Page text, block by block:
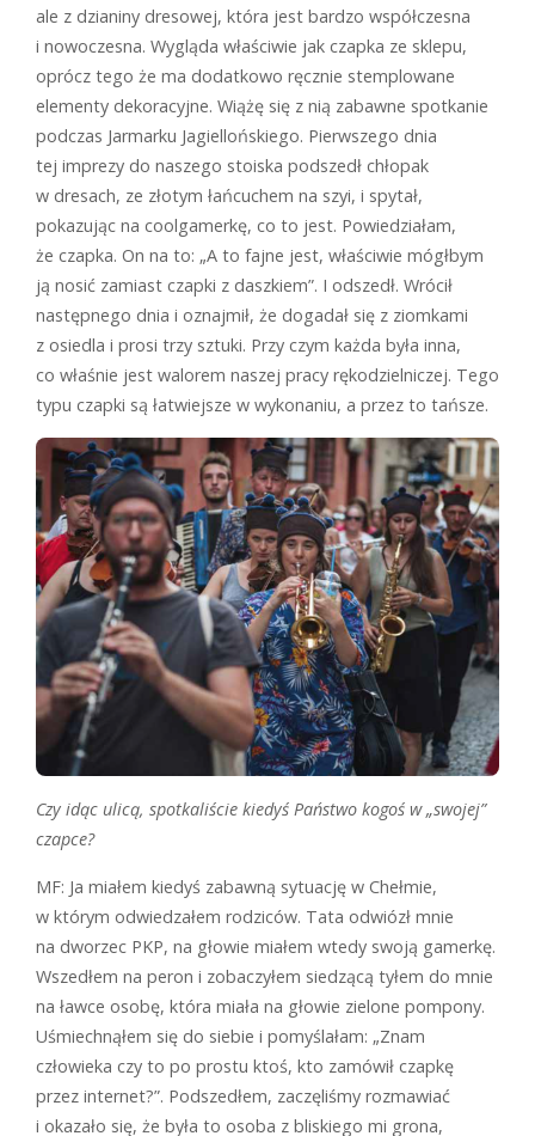
ale z dzianiny dresowej, która jest bardzo współczesna
i nowoczesna. Wygląda właściwie jak czapka ze sklepu,
oprócz tego że ma dodatkowo ręcznie stemplowane
elementy dekoracyjne. Wiążę się z nią zabawne spotkanie
podczas Jarmarku Jagiellońskiego. Pierwszego dnia
tej imprezy do naszego stoiska podszedł chłopak
w dresach, ze złotym łańcuchem na szyi, i spytał,
pokazując na coolgamerkę, co to jest. Powiedziałam,
że czapka. On na to: „A to fajne jest, właściwie mógłbym
ją nosić zamiast czapki z daszkiem”. I odszedł. Wrócił
następnego dnia i oznajmił, że dogadał się z ziomkami
z osiedla i prosi trzy sztuki. Przy czym każda była inna,
co właśnie jest walorem naszej pracy rękodzielniczej. Tego
typu czapki są łatwiejsze w wykonaniu, a przez to tańsze.
Czy idąc ulicą, spotkaliście kiedyś Państwo kogoś w „swojej”
czapce?
MF: Ja miałem kiedyś zabawną sytuację w Chełmie,
w którym odwiedzałem rodziców. Tata odwiózł mnie
na dworzec PKP, na głowie miałem wtedy swoją gamerkę.
Wszedłem na peron i zobaczyłem siedzącą tyłem do mnie
na ławce osobę, która miała na głowie zielone pompony.
Uśmiechnąłem się do siebie i pomyślałam: „Znam
człowieka czy to po prostu ktoś, kto zamówił czapkę
przez internet?”. Podszedłem, zaczęliśmy rozmawiać
i okazało się, że była to osoba z bliskiego mi grona,